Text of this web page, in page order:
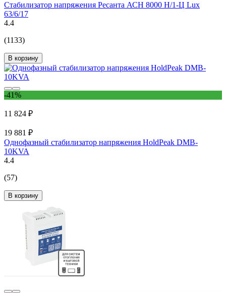
Стабилизатор напряжения Ресанта АСН 8000 Н/1-Ц Lux
63/6/17
4.4
(1133)
В корзину
-41%
11 824 ₽
19 881 ₽
Однофазный стабилизатор напряжения HoldPeak DMB-
10KVA
4.4
(57)
В корзину